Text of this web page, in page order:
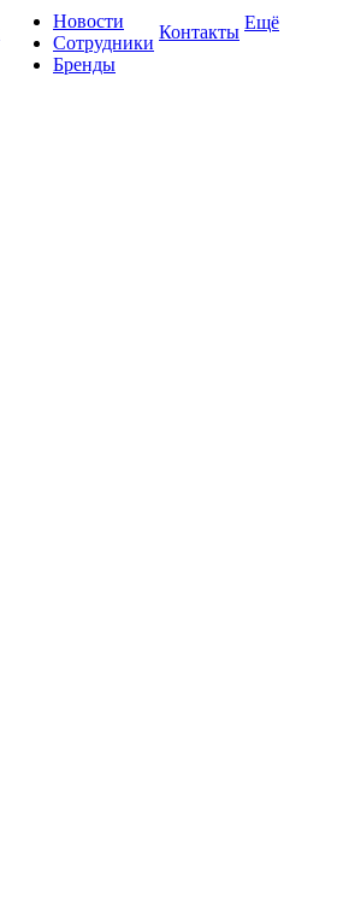
Новости
Сотрудники
Бренды
Контакты Ещё